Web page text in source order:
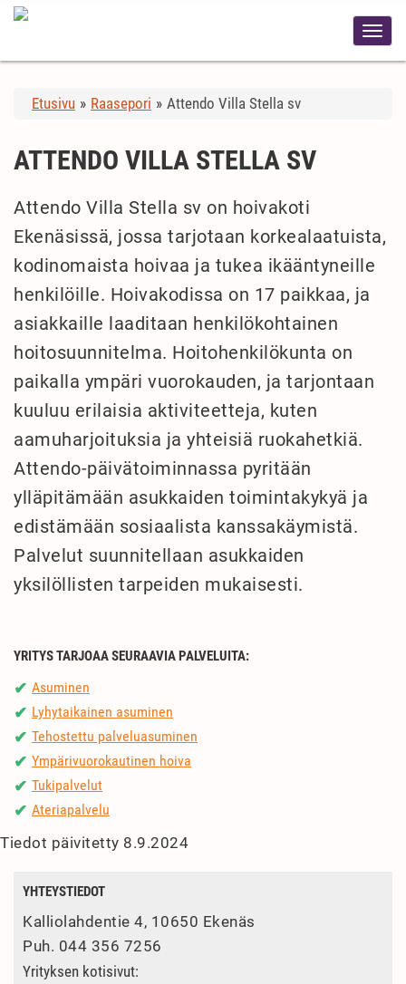
Etusivu » Raasepori » Attendo Villa Stella sv
ATTENDO VILLA STELLA SV
Attendo Villa Stella sv on hoivakoti
Ekenäsissä, jossa tarjotaan korkealaatuista,
kodinomaista hoivaa ja tukea ikääntyneille
henkilöille. Hoivakodissa on 17 paikkaa, ja
asiakkaille laaditaan henkilökohtainen
hoitosuunnitelma. Hoitohenkilökunta on
paikalla ympäri vuorokauden, ja tarjontaan
kuuluu erilaisia aktiviteetteja, kuten
aamuharjoituksia ja yhteisiä ruokahetkiä.
Attendo-päivätoiminnassa pyritään
ylläpitämään asukkaiden toimintakykyä ja
edistämään sosiaalista kanssakäymistä.
Palvelut suunnitellaan asukkaiden
yksilöllisten tarpeiden mukaisesti.
YRITYS TARJOAA SEURAAVIA PALVELUITA:
✔ Asuminen
✔ Lyhytaikainen asuminen
✔ Tehostettu palveluasuminen
✔ Ympärivuorokautinen hoiva
✔ Tukipalvelut
✔ Ateriapalvelu
Tiedot päivitetty 8.9.2024
YHTEYSTIEDOT
Kalliolahdentie 4, 10650 Ekenäs
Puh. 044 356 7256
Yrityksen kotisivut: